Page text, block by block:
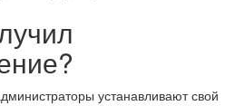
устанавливают свой